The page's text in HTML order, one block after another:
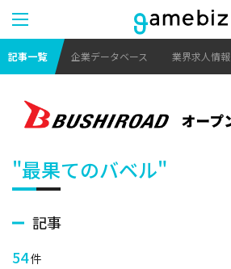
記事一覧 企業データベース 業界求人情報
"最果てのバベル"
記事
54件